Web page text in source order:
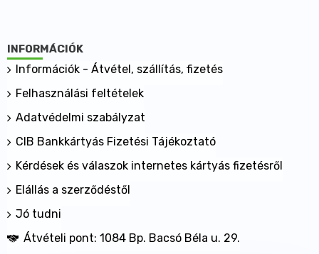
INFORMÁCIÓK
Információk - Átvétel, szállítás, fizetés
Felhasználási feltételek
Adatvédelmi szabályzat
CIB Bankkártyás Fizetési Tájékoztató
Kérdések és válaszok internetes kártyás fizetésről
Elállás a szerződéstől
Jó tudni
Átvételi pont: 1084 Bp. Bacsó Béla u. 29.